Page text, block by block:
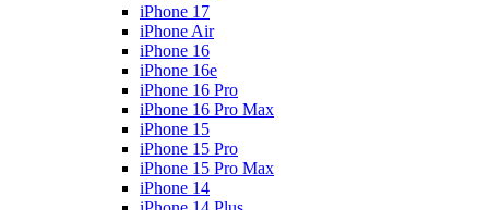
iPhone 17
iPhone Air
iPhone 16
iPhone 16e
iPhone 16 Pro
iPhone 16 Pro Max
iPhone 15
iPhone 15 Pro
iPhone 15 Pro Max
iPhone 14